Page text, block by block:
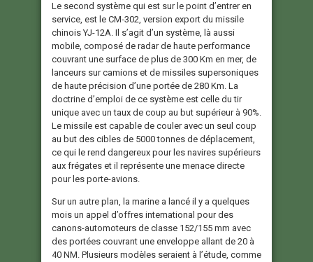
Le second système qui est sur le point d’entrer en
service, est le CM-302, version export du missile
chinois YJ-12A. Il s’agit d’un système, là aussi
mobile, composé de radar de haute performance
couvrant une surface de plus de 300 Km en mer, de
lanceurs sur camions et de missiles supersoniques
de haute précision d’une portée de 280 Km. La
doctrine d’emploi de ce système est celle du tir
unique avec un taux de coup au but supérieur à 90%.
Le missile est capable de couler avec un seul coup
au but des cibles de 5000 tonnes de déplacement,
ce qui le rend dangereux pour les navires supérieurs
aux frégates et il représente une menace directe
pour les porte-avions.
Sur un autre plan, la marine a lancé il y a quelques
mois un appel d’offres international pour des
canons-automoteurs de classe 152/155 mm avec
des portées couvrant une enveloppe allant de 20 à
40 NM. Plusieurs modèles seraient à l’étude, comme